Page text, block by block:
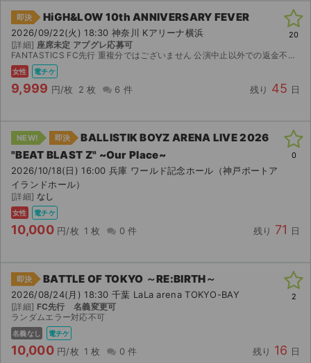
即決 HiGH&LOW 10th ANNIVERSARY FEVER
2026/09/22(火) 18:30 神奈川 Kアリーナ横浜
[詳細] 座席未定 アプグレ応募可
FANTASTICS FC先行 重複分ではございません 公演中止以外での返金不可 アプグレ応募可(当選後に専用出品にて上乗せ分いただきます)
女性 電チケ
9,999 円/枚 2 枚 6 件 残り 45 日
20
NEW! 即決
BALLISTIK BOYZ ARENA LIVE 2026
"BEAT BLAST Z" ~Our Place~
2026/10/18(日) 16:00 兵庫 ワールド記念ホール（神戸ポートア
イランドホール）
[詳細] なし
女性 電チケ
10,000 円/枚 1 枚 0 件 残り 71 日
0
即決 BATTLE OF TOKYO ～RE:BIRTH～
2026/08/24(月) 18:30 千葉 LaLa arena TOKYO-BAY
[詳細] FC先行 名義変更可
ランダムエラー対応不可
名義なし 電チケ
10,000 円/枚 1 枚 0 件 残り 16 日
2